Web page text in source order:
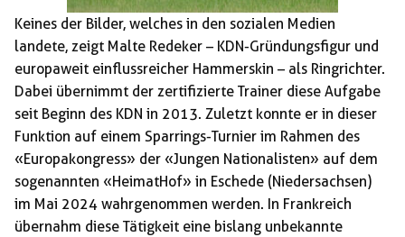
Keines der Bilder, welches in den sozialen Medien
landete, zeigt Malte Redeker – KDN-Gründungsfigur und
europaweit einflussreicher Hammerskin – als Ringrichter.
Dabei übernimmt der zertifizierte Trainer diese Aufgabe
seit Beginn des KDN in 2013. Zuletzt konnte er in dieser
Funktion auf einem Sparrings-Turnier im Rahmen des
«Europakongress» der «Jungen Nationalisten» auf dem
sogenannten «HeimatHof» in Eschede (Niedersachsen)
im Mai 2024 wahrgenommen werden. In Frankreich
übernahm diese Tätigkeit eine bislang unbekannte